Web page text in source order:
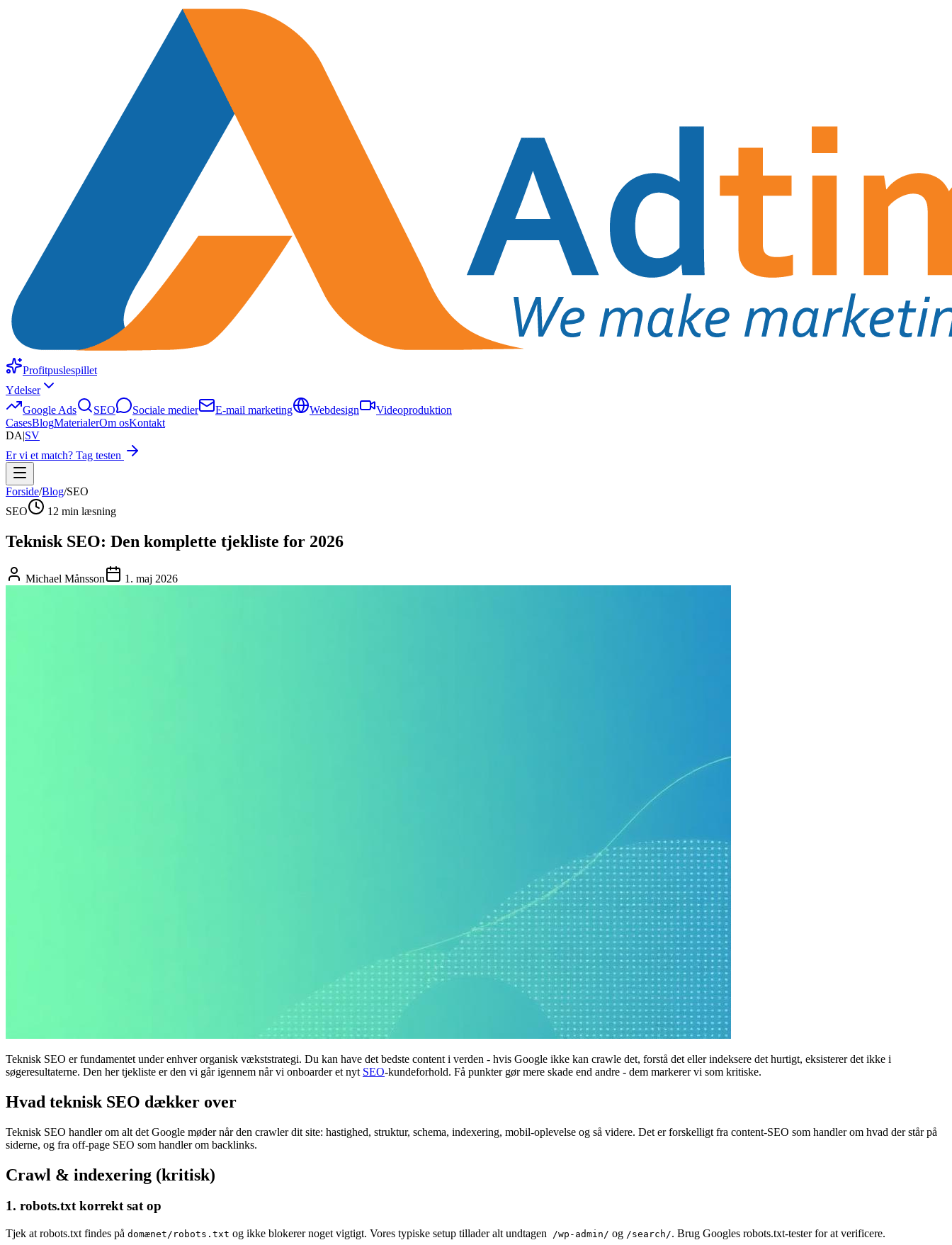
Profitpuslespillet
Ydelser
Google Ads
SEO Sociale medier E-mail marketing Webdesign
Videoproduktion
CasesBlogMaterialerOm osKontakt
DA|SV
Er vi et match? Tag testen
Forside/Blog/SEO
SEO
12 min læsning
Teknisk SEO: Den komplette tjekliste for 2026
Michael Månsson 1. maj 2026
Teknisk SEO er fundamentet under enhver organisk vækststrategi. Du kan have det bedste content i verden - hvis Google ikke kan crawle det, forstå det eller indeksere det hurtigt, eksisterer det ikke i
søgeresultaterne. Den her tjekliste er den vi går igennem når vi onboarder et nyt SEO-kundeforhold. Få punkter gør mere skade end andre - dem markerer vi som kritiske.
Hvad teknisk SEO dækker over
Teknisk SEO handler om alt det Google møder når den crawler dit site: hastighed, struktur, schema, indexering, mobil-oplevelse og så videre. Det er forskelligt fra content-SEO som handler om hvad der står på
siderne, og fra off-page SEO som handler om backlinks.
Crawl & indexering (kritisk)
1. robots.txt korrekt sat op
Tjek at robots.txt findes på domænet/robots.txt og ikke blokerer noget vigtigt. Vores typiske setup tillader alt undtagen /wp-admin/ og /search/. Brug Googles robots.txt-tester for at verificere.